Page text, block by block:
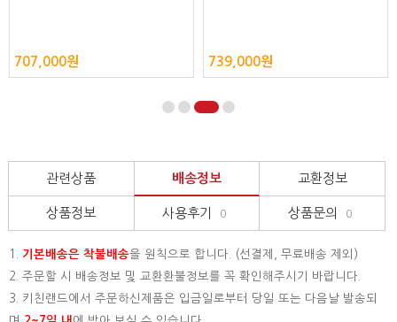
707,000원 739,000원
관련상품 배송정보 교환정보
상품정보 사용후기 0 상품문의 0
1. 기본배송은 착불배송을 원칙으로 합니다. (선결제, 무료배송 제외)
2. 주문할 시 배송정보 및 교환환불정보를 꼭 확인해주시기 바랍니다.
3. 키친랜드에서 주문하신제품은 입금일로부터 당일 또는 다음날 발송되